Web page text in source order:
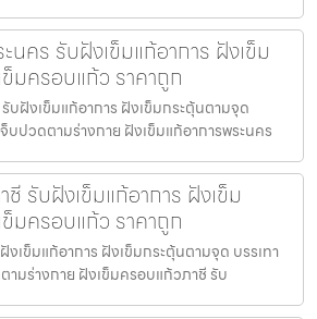
นคร รับฝังเข็มแก้อาการ ฝังเข็ม
มครอบแก้ว ราคาถูก
บฝังเข็มแก้อาการ ฝังเข็มกระตุ้นตามจุด
จ็บปวดตามร่างกาย ฝังเข็มแก้อาการพระนคร
รับฝังเข็มแก้อาการ ฝังเข็ม
มครอบแก้ว ราคาถูก
เข็มแก้อาการ ฝังเข็มกระตุ้นตามจุด บรรเทา
ามร่างกาย ฝังเข็มครอบแก้วภาชี รับ